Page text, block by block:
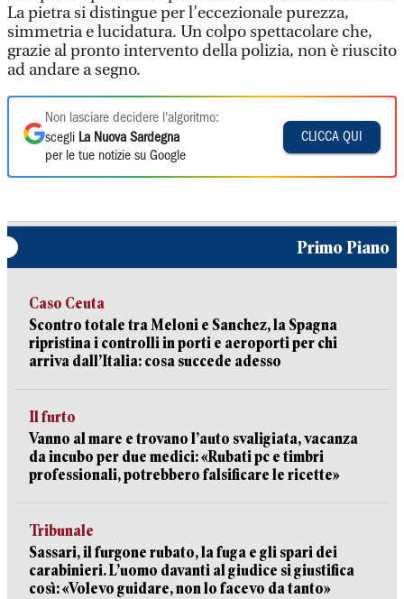
La pietra si distingue per l’eccezionale purezza,
simmetria e lucidatura. Un colpo spettacolare che,
grazie al pronto intervento della polizia, non è riuscito
ad andare a segno.
Non lasciare decidere l'algoritmo:
scegli La Nuova Sardegna
per le tue notizie su Google
CLICCA QUI
Primo Piano
Caso Ceuta
Scontro totale tra Meloni e Sanchez, la Spagna
ripristina i controlli in porti e aeroporti per chi
arriva dall’Italia: cosa succede adesso
Il furto
Vanno al mare e trovano l’auto svaligiata, vacanza
da incubo per due medici: «Rubati pc e timbri
professionali, potrebbero falsificare le ricette»
Tribunale
Sassari, il furgone rubato, la fuga e gli spari dei
carabinieri. L’uomo davanti al giudice si giustifica
così: «Volevo guidare, non lo facevo da tanto»